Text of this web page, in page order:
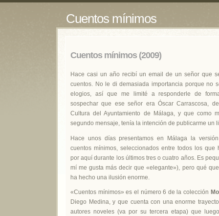
Cuentos mínimos
Cuentos mínimos (2009)
Hace casi un año recibí un email de un señor que
cuentos. No le di demasiada importancia porque no
elogios, así que me limité a responderle de
sospechar que ese señor era Óscar Carrascosa,
Cultura del Ayuntamiento de Málaga, y que como
segundo mensaje, tenía la intención de publicarme un
Hace unos días presentamos en Málaga la
cuentos mínimos, seleccionados entre todos los que
por aquí durante los últimos tres o cuatro años. Es
mí me gusta más decir que «elegante»), pero qué
ha hecho una ilusión enorme.
«Cuentos mínimos» es el número 6 de la colección
Diego Medina, y que cuenta con una enorme
autores noveles (va por su tercera etapa) que